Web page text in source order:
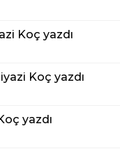
Koç yazdı
Koç yazdı
yazdı